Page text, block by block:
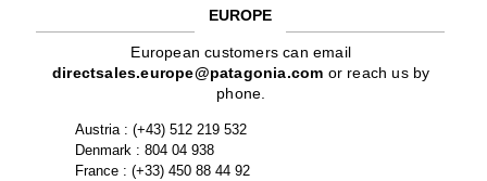
EUROPE
European customers can email
directsales.europe@patagonia.com or reach us by
phone.
Austria : (+43) 512 219 532
Denmark : 804 04 938
France : (+33) 450 88 44 92